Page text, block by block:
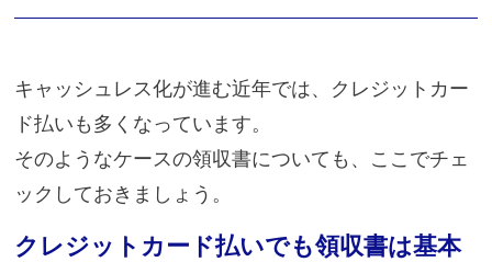
キャッシュレス化が進む近年では、クレジットカー
ド払いも多くなっています。
そのようなケースの領収書についても、ここでチェ
ックしておきましょう。
クレジットカード払いでも領収書は基本